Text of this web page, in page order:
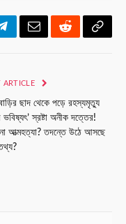
TelegramEmailRedditCopy
ARTICLE
বাড়ির ছাদ থেকে পড়ে রহস্যমৃত্যু
ভবিষ্যৎ’ স্রষ্টা অনীক দত্তের!
আত্মহত্যা? তদন্তে উঠে আসছে